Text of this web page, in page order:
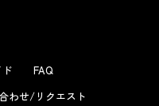
FAQ
わせ/リクエスト